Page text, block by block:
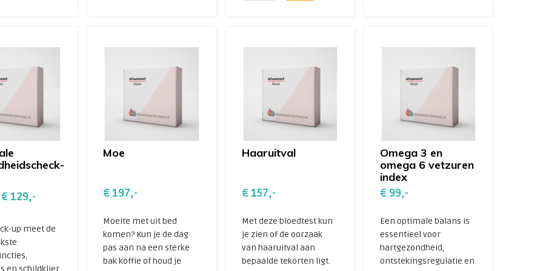
€ 129,-
up meet de
en schildklier.
Moe
€ 197,-
Moeite met uit bed
komen? Kun je de dag
pas aan na een sterke
bak koffie of houd je
Haaruitval
€ 157,-
Met deze bloedtest kun
je zien of de oorzaak
van haaruitval aan
bepaalde tekorten ligt.
Omega 3 en
omega 6 vetzuren
index
€ 99,-
Een optimale balans is
essentieel voor
hartgezondheid,
ontstekingsregulatie en